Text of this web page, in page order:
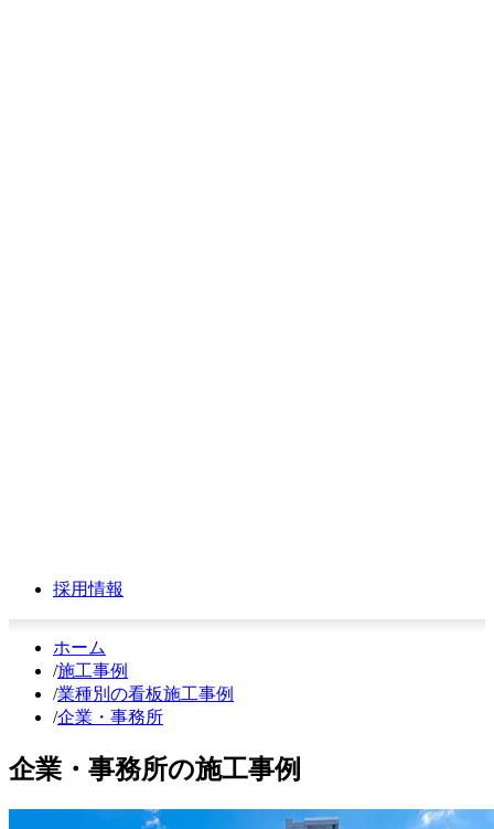
採用情報
ホーム
/施工事例
/業種別の看板施工事例
/企業・事務所
企業・事務所の施工事例